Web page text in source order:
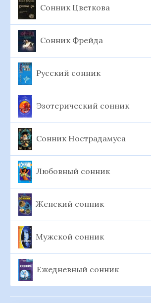
Сонник Цветкова
Сонник Фрейда
Русский сонник
Эзотерический сонник
Сонник Нострадамуса
Любовный сонник
Женский сонник
Мужской сонник
Ежедневный сонник